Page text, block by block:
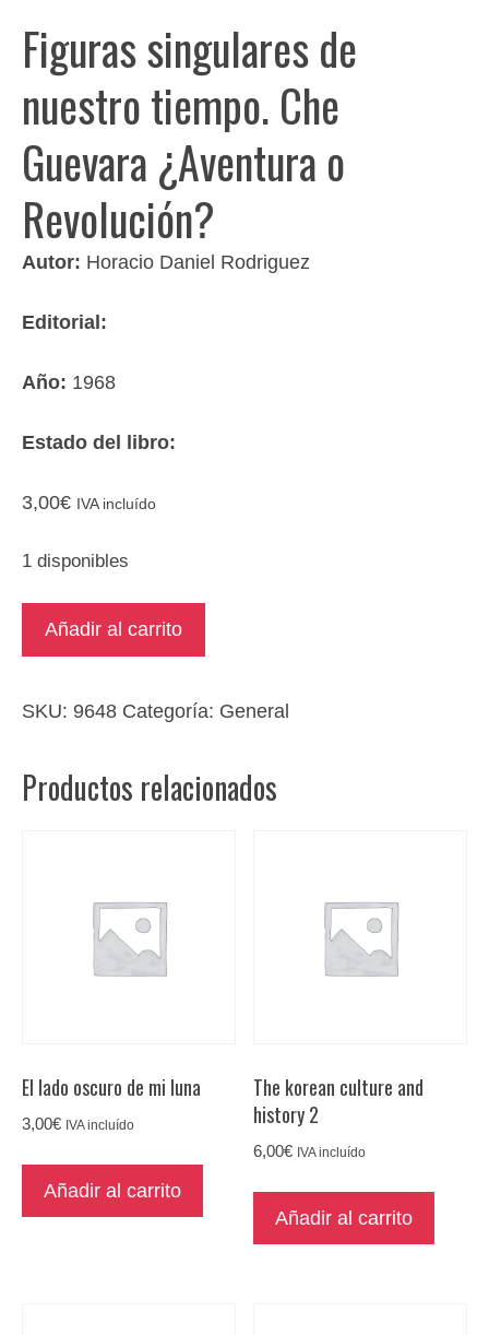
Figuras singulares de
nuestro tiempo. Che
Guevara ¿Aventura o
Revolución?
Autor: Horacio Daniel Rodriguez
Editorial:
Año: 1968
Estado del libro:
3,00€ IVA incluído
1 disponibles
Figuras
nuestro
Che
Guevara
cantidad
Añadir al carrito
SKU: 9648 Categoría: General
Productos relacionados
El lado oscuro de mi luna
3,00€ IVA incluído
Añadir al carrito
The korean culture and
history 2
6,00€ IVA incluído
Añadir al carrito